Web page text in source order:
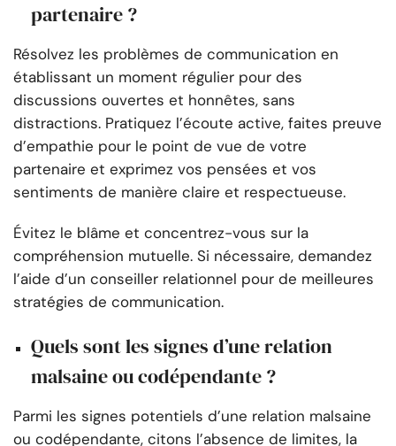
partenaire ?
Résolvez les problèmes de communication en
établissant un moment régulier pour des
discussions ouvertes et honnêtes, sans
distractions. Pratiquez l’écoute active, faites preuve
d’empathie pour le point de vue de votre
partenaire et exprimez vos pensées et vos
sentiments de manière claire et respectueuse.
Évitez le blâme et concentrez-vous sur la
compréhension mutuelle. Si nécessaire, demandez
l’aide d’un conseiller relationnel pour de meilleures
stratégies de communication.
Quels sont les signes d’une relation
malsaine ou codépendante ?
Parmi les signes potentiels d’une relation malsaine
ou codépendante, citons l’absence de limites, la